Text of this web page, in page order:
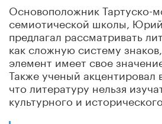
Основоположник Тартуско-
семиотической школы,
предлагал рассматривать
как сложную систему
элемент имеет свое
Также ученый акцентировал
что литературу нельзя
культурного и